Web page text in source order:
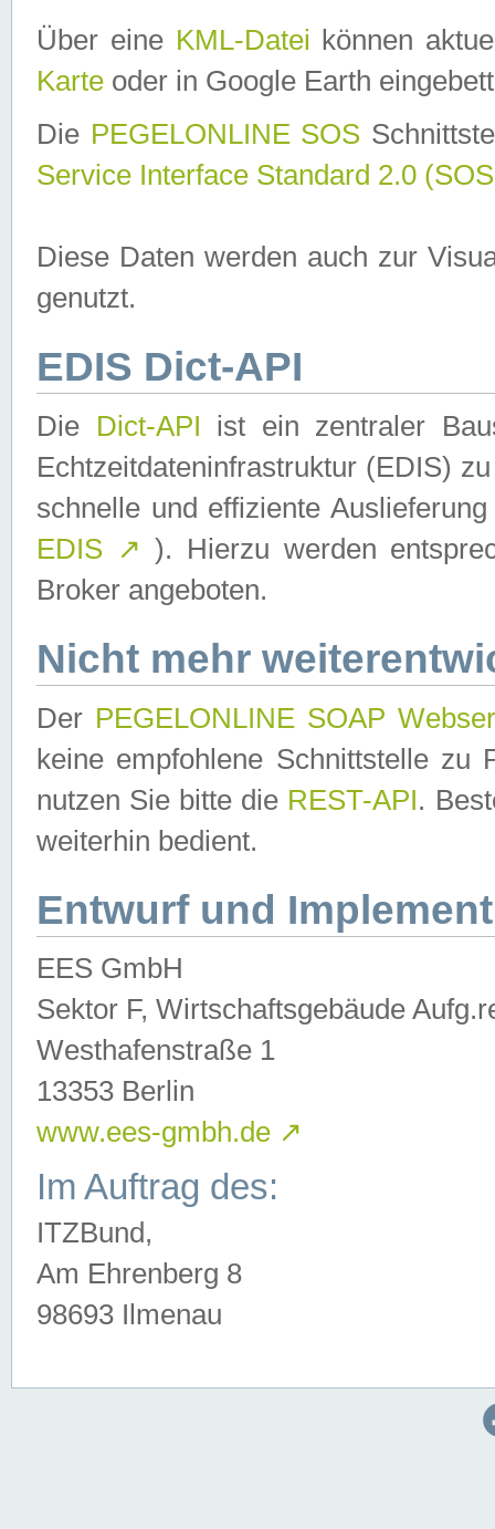
Über eine KML-Datei können
Karte oder in Google Earth
Die PEGELONLINE SOS
Service Interface Standard 2.0
Diese Daten werden auch zur
genutzt.
EDIS Dict-API
Die Dict-API ist ein zentraler
Echtzeitdateninfrastruktur (EDIS)
schnelle und effiziente
EDIS ↗ ). Hierzu werden
Broker angeboten.
Nicht mehr
Der PEGELONLINE SOAP
keine empfohlene Schnittstelle zu
nutzen Sie bitte die REST-API.
weiterhin bedient.
Entwurf und
EES GmbH
Sektor F, Wirtschaftsgebäude
Westhafenstraße 1
13353 Berlin
www.ees-gmbh.de ↗
Im Auftrag des:
ITZBund,
Am Ehrenberg 8
98693 Ilmenau